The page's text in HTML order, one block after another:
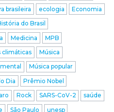
brasileira ecologia
Economia
do Brasil
Medicina
MPB
climáticas
Música
Música popular
Dia
Prêmio Nobel
Rock SARS-CoV-2
saúde
São Paulo
unesp